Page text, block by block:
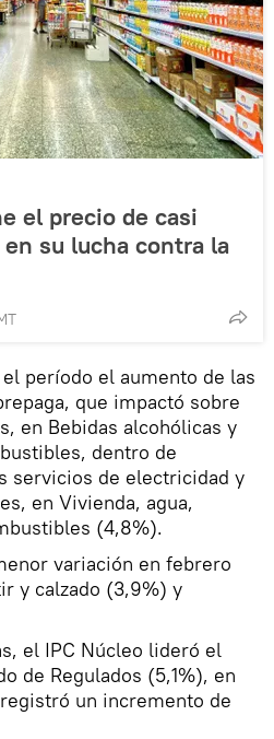
el precio de casi
su lucha contra la
período el aumento de las
que impactó sobre
en Bebidas alcohólicas y
dentro de
servicios de electricidad y
en Vivienda, agua,
(4,8%).
variación en febrero
y calzado (3,9%) y
el IPC Núcleo lideró el
de Regulados (5,1%), en
un incremento de